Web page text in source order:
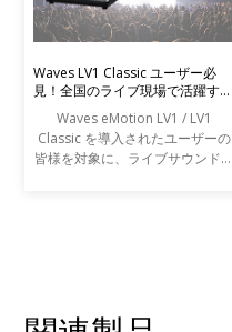
Waves LV1 Classic ユーザー必
見！全国のライブ現場で活躍する
Waves eMotion LV1 / LV1
Classic を導入されたユーザーの
皆様を対象に、ライブサウンドの